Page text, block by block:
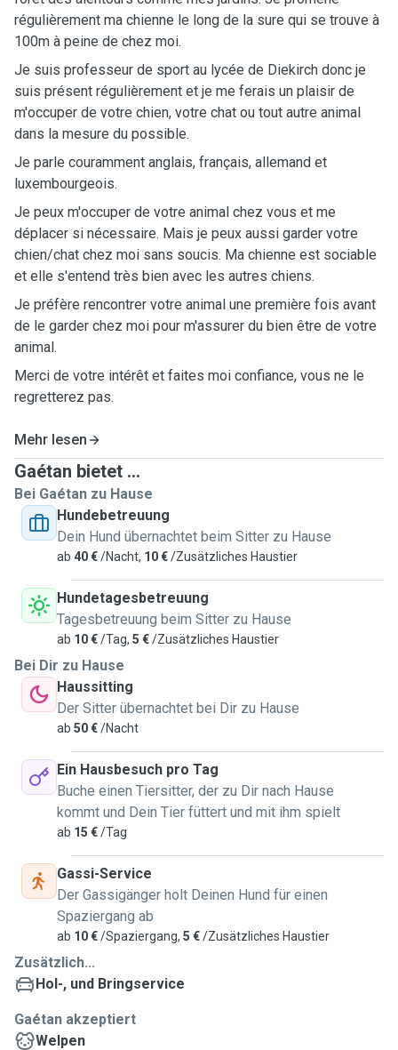
régulièrement ma chienne le long de la sure qui se trouve à
100m à peine de chez moi.
Je suis professeur de sport au lycée de Diekirch donc je
suis présent régulièrement et je me ferais un plaisir de
m'occuper de votre chien, votre chat ou tout autre animal
dans la mesure du possible.
Je parle couramment anglais, français, allemand et
luxembourgeois.
Je peux m'occuper de votre animal chez vous et me
déplacer si nécessaire. Mais je peux aussi garder votre
chien/chat chez moi sans soucis. Ma chienne est sociable
et elle s'entend très bien avec les autres chiens.
Je préfère rencontrer votre animal une première fois avant
de le garder chez moi pour m'assurer du bien être de votre
animal.
Merci de votre intérêt et faites moi confiance, vous ne le
regretterez pas.
Mehr lesen
Gaétan bietet ...
Bei Gaétan zu Hause
Hundebetreuung
Dein Hund übernachtet beim Sitter zu Hause
ab 40 €/Nacht, 10 €/Zusätzliches Haustier
Hundetagesbetreuung
Tagesbetreuung beim Sitter zu Hause
ab 10 €/Tag, 5 €/Zusätzliches Haustier
Bei Dir zu Hause
Haussitting
Der Sitter übernachtet bei Dir zu Hause
ab 50 €/Nacht
Ein Hausbesuch pro Tag
Buche einen Tiersitter, der zu Dir nach Hause
kommt und Dein Tier füttert und mit ihm spielt
ab 15 €/Tag
Gassi-Service
Der Gassigänger holt Deinen Hund für einen
Spaziergang ab
ab 10 €/Spaziergang, 5 €/Zusätzliches Haustier
Zusätzlich...
Hol-, und Bringservice
Gaétan akzeptiert
Welpen